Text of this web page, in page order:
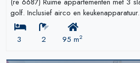
golf. Inclusief airco en keukenapparatuur.
3 2 95 m2